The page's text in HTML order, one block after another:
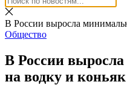
В России выросла
Общество
В России
на водку и коньяк